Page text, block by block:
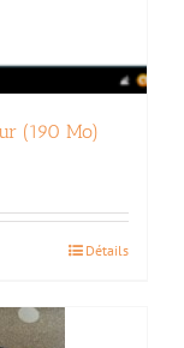
(190 Mo)
Détails